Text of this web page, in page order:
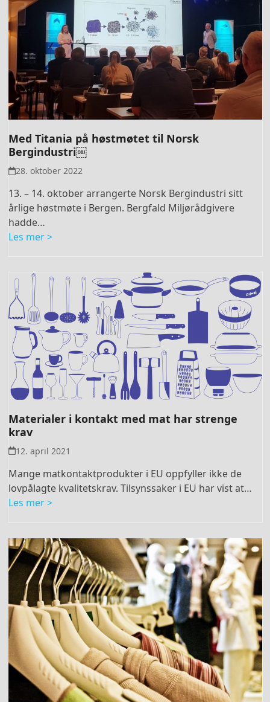
Med Titania på høstmøtet til Norsk
Bergindustri￼
28. oktober 2022
13. – 14. oktober arrangerte Norsk Bergindustri sitt
årlige høstmøte i Bergen. Bergfald Miljørådgivere
hadde…
Les mer >
Materialer i kontakt med mat har strenge
krav
12. april 2021
Mange matkontaktprodukter i EU oppfyller ikke de
lovpålagte kvalitetskrav. Tilsynssaker i EU har vist at…
Les mer >